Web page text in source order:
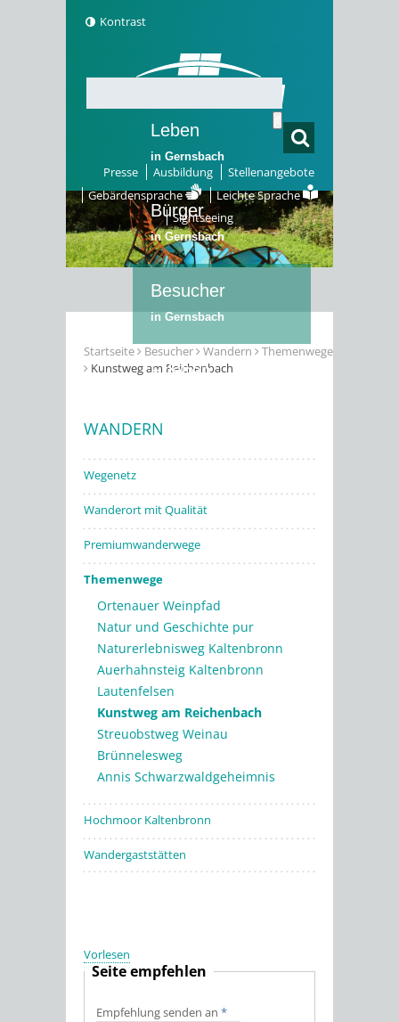
Kontrast
Presse Ausbildung
Stellenangebote
Gebärdensprache
Leichte Sprache
Sightseeing
Leben
in Gernsbach
Bürger
in Gernsbach
Besucher
in Gernsbach
Erleben
Startseite Besucher Wandern
Themenwege
Kunstweg am Reichenbach
WANDERN
Wegenetz
Wanderort mit Qualität
Premiumwanderwege
Themenwege
Ortenauer Weinpfad
Natur und Geschichte pur
Naturerlebnisweg Kaltenbronn
Auerhahnsteig Kaltenbronn
Lautenfelsen
Kunstweg am Reichenbach
Streuobstweg Weinau
Brünnelesweg
Annis Schwarzwaldgeheimnis
Hochmoor Kaltenbronn
Wandergaststätten
Vorlesen
Seite empfehlen
Empfehlung senden an *